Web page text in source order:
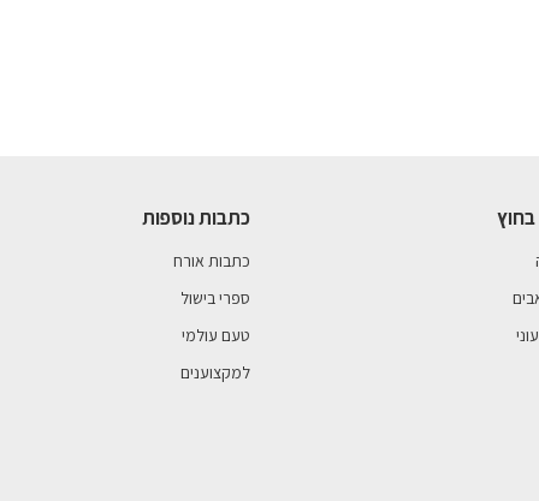
כתבות נוספות
כתבות אורח
ספרי בישול
טעם עולמי
למקצוענים